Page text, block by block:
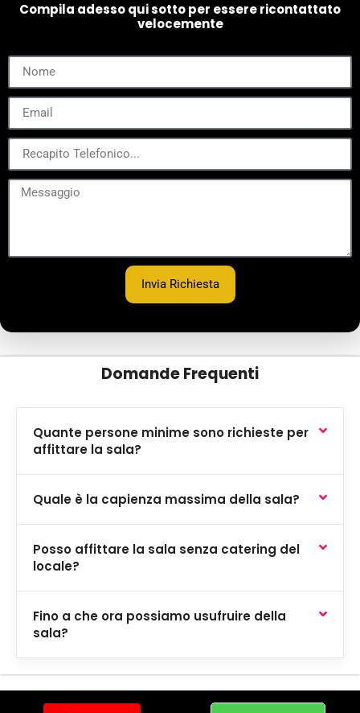
Compila adesso qui sotto per essere ricontattato
velocemente
Invia Richiesta
Domande Frequenti
Quante persone minime sono richieste per
affittare la sala?
Quale è la capienza massima della sala?
Posso affittare la sala senza catering del
locale?
Fino a che ora possiamo usufruire della
sala?